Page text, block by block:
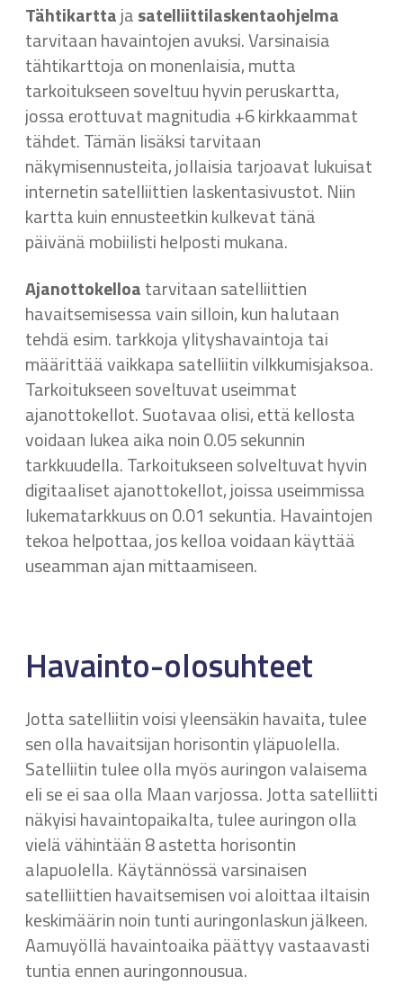
Tähtikarttajasatelliittilaskentaohjelma
tarvitaan havaintojen avuksi. Varsinaisia
tähtikarttoja on monenlaisia, mutta
tarkoitukseen soveltuu hyvin peruskartta,
jossa erottuvat magnitudia +6 kirkkaammat
tähdet. Tämän lisäksi tarvitaan
näkymisennusteita, jollaisia tarjoavat lukuisat
internetin satelliittien laskentasivustot. Niin
kartta kuin ennusteetkin kulkevat tänä
päivänä mobiilisti helposti mukana.
Ajanottokelloatarvitaan satelliittien
havaitsemisessa vain silloin, kun halutaan
tehdä esim. tarkkoja ylityshavaintoja tai
määrittää vaikkapa satelliitin vilkkumisjaksoa.
Tarkoitukseen soveltuvat useimmat
ajanottokellot. Suotavaa olisi, että kellosta
voidaan lukea aika noin 0.05 sekunnin
tarkkuudella. Tarkoitukseen solveltuvat hyvin
digitaaliset ajanottokellot, joissa useimmissa
lukematarkkuus on 0.01 sekuntia. Havaintojen
tekoa helpottaa, jos kelloa voidaan käyttää
useamman ajan mittaamiseen.
Havainto-olosuhteet
Jotta satelliitin voisi yleensäkin havaita, tulee
sen olla havaitsijan horisontin yläpuolella.
Satelliitin tulee olla myös auringon valaisema
eli se ei saa olla Maan varjossa. Jotta satelliitti
näkyisi havaintopaikalta, tulee auringon olla
vielä vähintään 8 astetta horisontin
alapuolella. Käytännössä varsinaisen
satelliittien havaitsemisen voi aloittaa iltaisin
keskimäärin noin tunti auringonlaskun jälkeen.
Aamuyöllä havaintoaika päättyy vastaavasti
tuntia ennen auringonnousua.